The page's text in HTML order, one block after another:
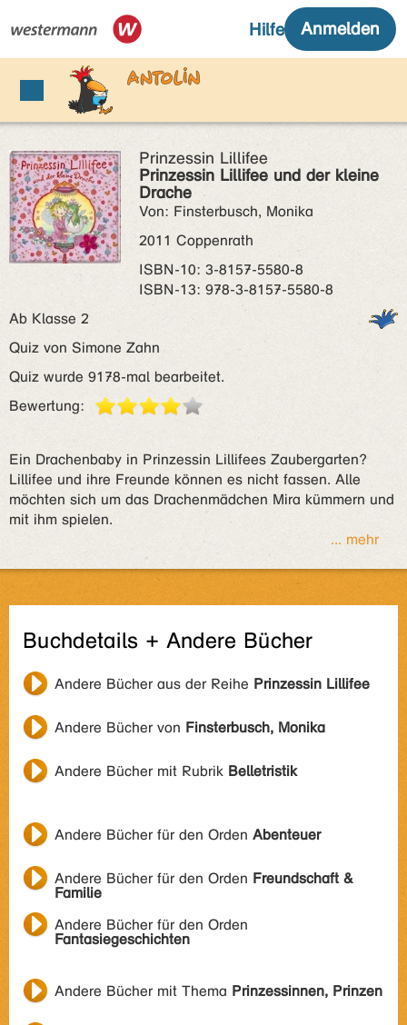
Prinzessin Lillifee
Prinzessin Lillifee und der kleine
Drache
Von: Finsterbusch, Monika
2011 Coppenrath
ISBN‑10: 3-8157-5580-8
ISBN‑13: 978-3-8157-5580-8
Ab Klasse 2
Quiz von Simone Zahn
Quiz wurde 9178-mal bearbeitet.
Bewertung:
Ein Drachenbaby in Prinzessin Lillifees Zaubergarten?
Lillifee und ihre Freunde können es nicht fassen. Alle
möchten sich um das Drachenmädchen Mira kümmern und
mit ihm spielen.
... mehr
Buchdetails + Andere Bücher
Andere Bücher aus der Reihe Prinzessin Lillifee
Andere Bücher von Finsterbusch, Monika
Andere Bücher mit Rubrik Belletristik
Andere Bücher für den Orden Abenteuer
Andere Bücher für den Orden Freundschaft &
Familie
Andere Bücher für den Orden
Fantasiegeschichten
Andere Bücher mit Thema Prinzessinnen, Prinzen